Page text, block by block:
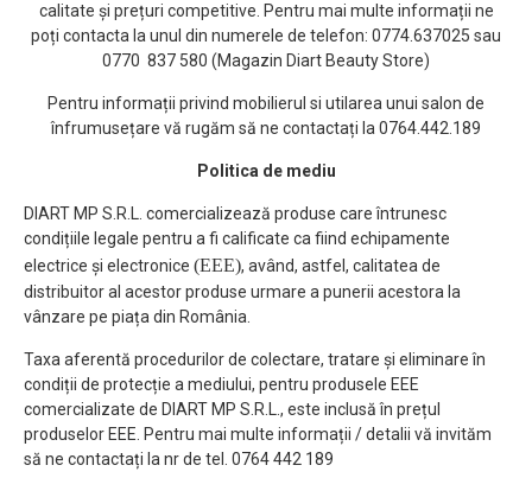
calitate și prețuri competitive. Pentru mai multe informații ne
poți contacta la unul din numerele de telefon: 0774.637025 sau
0770 837 580 (Magazin Diart Beauty Store)
Pentru informații privind mobilierul si utilarea unui salon de
înfrumusețare vă rugăm să ne contactați la 0764.442.189
Politica de mediu
DIART MP S.R.L. comercializează produse care întrunesc
condițiile legale pentru a fi calificate ca fiind echipamente
electrice și electronice (EEE), având, astfel, calitatea de
distribuitor al acestor produse urmare a punerii acestora la
vânzare pe piața din România.
Taxa aferentă procedurilor de colectare, tratare și eliminare în
condiții de protecție a mediului, pentru produsele EEE
comercializate de DIART MP S.R.L., este inclusă în prețul
produselor EEE. Pentru mai multe informații / detalii vă invităm
să ne contactați la nr de tel. 0764 442 189